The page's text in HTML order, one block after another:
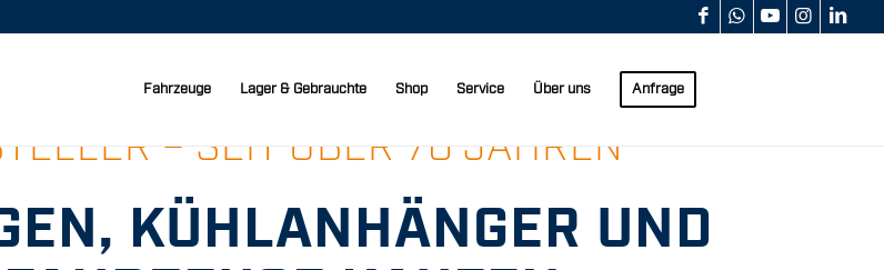
Fahrzeuge Lager & Gebrauchte Shop Service Über uns Anfrage
– SEIT ÜBER 70 JAHREN
KÜHLANHÄNGER UND